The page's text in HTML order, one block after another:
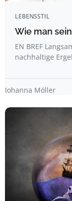
LEBENSSTIL
Wie man
EN BREF
nachhaltige
Johanna Möller